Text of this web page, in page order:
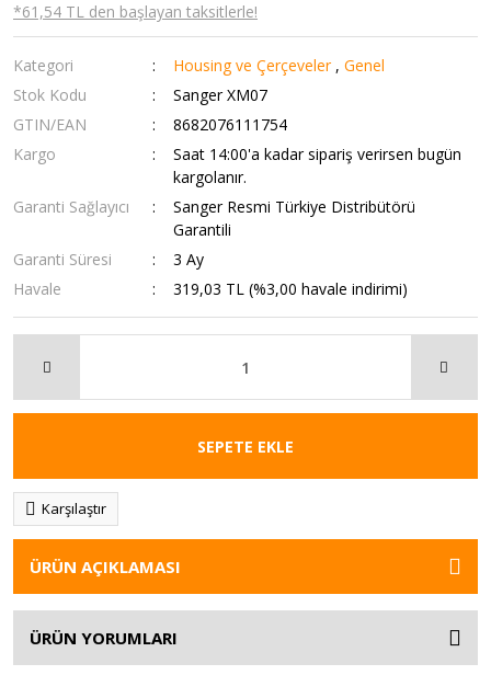
*61,54 TL den başlayan taksitlerle!
Kategori Housing ve Çerçeveler ,Genel
Stok Kodu
Sanger XM07
GTIN/EAN
8682076111754
Kargo
Saat 14:00'a kadar sipariş verirsen bugün
kargolanır.
Garanti Sağlayıcı
Sanger Resmi Türkiye Distribütörü
Garantili
Garanti Süresi
3 Ay
Havale
319,03 TL (%3,00 havale indirimi)
SEPETE EKLE
Karşılaştır
ÜRÜN AÇIKLAMASI
ÜRÜN YORUMLARI